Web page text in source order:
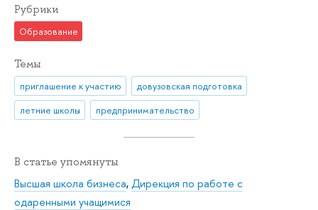
Рубрики
Образование
Темы
приглашение к участию
довузовская подготовка
летние школы
предпринимательство
В статье упомянуты
Высшая школа бизнеса,Дирекция по работе с
одаренными учащимися